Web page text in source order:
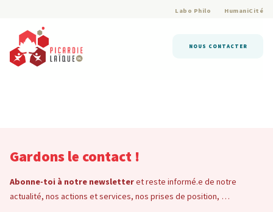
Labo Philo HumaniCité
NOUS CONTACTER
Gardons le contact !
Abonne-toi à notre newsletteret reste informé.e de notre
actualité, nos actions et services, nos prises de position, …